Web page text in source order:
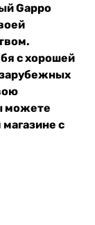
Gappo
с хорошей
можете
с